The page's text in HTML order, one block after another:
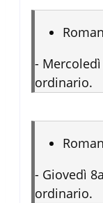
-
ordinario.
- Giovedì
ordinario.